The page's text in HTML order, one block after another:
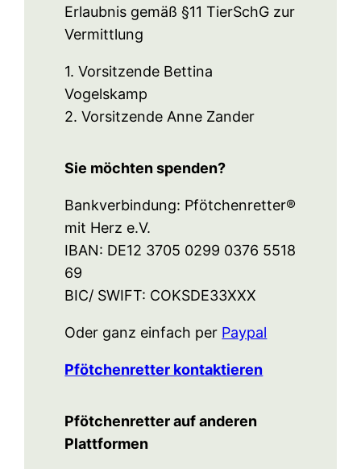
Erlaubnis gemäß §11 TierSchG zur
Vermittlung
1. Vorsitzende Bettina
Vogelskamp
2. Vorsitzende Anne Zander
Sie möchten spenden?
Bankverbindung: Pfötchenretter®
mit Herz e.V.
IBAN: DE12 3705 0299 0376 5518
69
BIC/ SWIFT: COKSDE33XXX
Oder ganz einfach per Paypal
Pfötchenretter kontaktieren
Pfötchenretter auf anderen
Plattformen